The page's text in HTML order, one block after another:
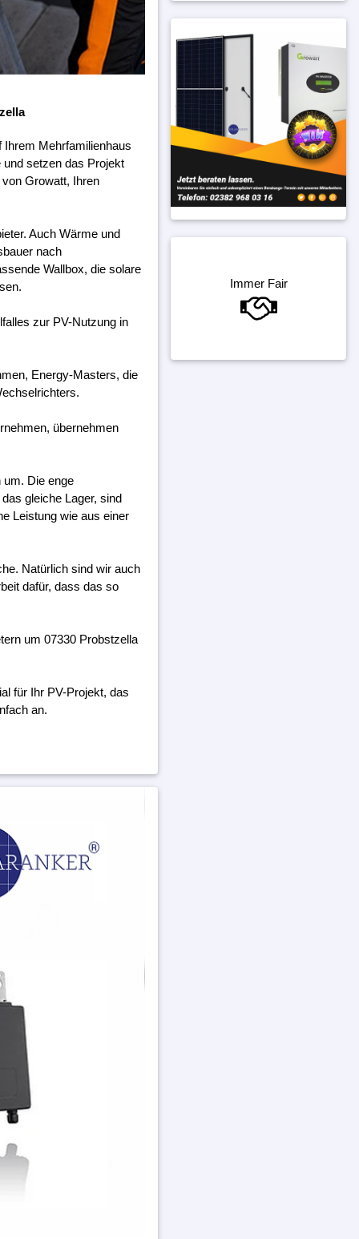
Ihrem Mehrfamilienhaus
und setzen das Projekt
Growatt, Ihren
Auch Wärme und
nach
Wallbox, die solare
zur PV-Nutzung in
Energy-Masters, die
übernehmen
um. Die enge
gleiche Lager, sind
Leistung wie aus einer
Natürlich sind wir auch
dafür, dass das so
um 07330 Probstzella
für Ihr PV-Projekt, das
an.
Immer Fair